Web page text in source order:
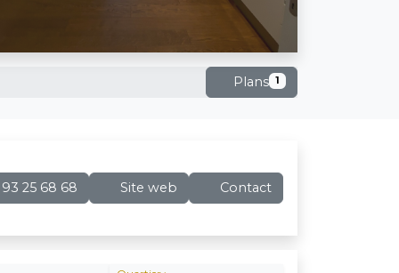
Plans 1
25 68 68 Site web Contact